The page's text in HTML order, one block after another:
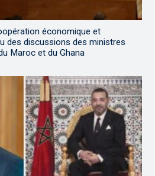
économique et
des discussions des ministres
Maroc et du Ghana